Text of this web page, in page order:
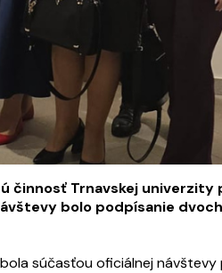
činnosť Trnavskej univerzity
bolo podpísanie
súčasťou oficiálnej návštevy